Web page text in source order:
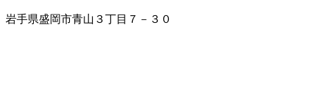
岩手県盛岡市青山３丁目７－３０